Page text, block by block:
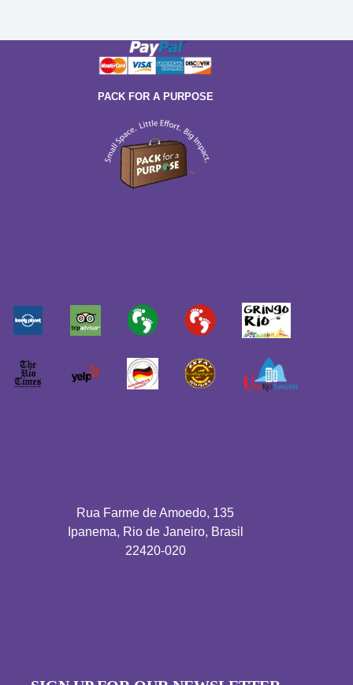
PACK FOR A PURPOSE
Rua Farme de Amoedo, 135
Ipanema, Rio de Janeiro, Brasil
22420-020